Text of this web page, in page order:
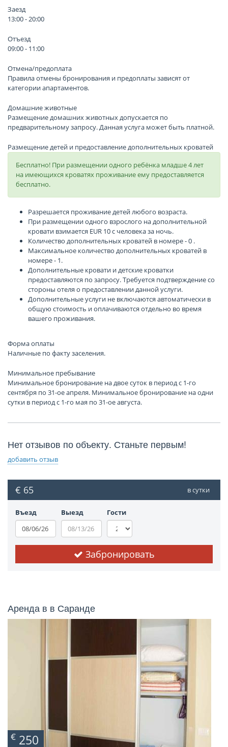
Заезд
13:00 - 20:00
Отъезд
09:00 - 11:00
Отмена/предоплата
Правила отмены бронирования и предоплаты зависят от
категории апартаментов.
Домашние животные
Размещение домашних животных допускается по
предварительному запросу. Данная услуга может быть платной.
Размещение детей и предоставление дополнительных кроватей
Бесплатно! При размещении одного ребёнка младше 4 лет
на имеющихся кроватях проживание ему предоставляется
бесплатно.
Разрешается проживание детей любого возраста.
При размещении одного взрослого на дополнительной
кровати взимается EUR 10 с человека за ночь.
Количество дополнительных кроватей в номере - 0 .
Максимальное количество дополнительных кроватей в
номере - 1.
Дополнительные кровати и детские кроватки
предоставляются по запросу. Требуется подтверждение со
стороны отеля о предоставлении данной услуги.
Дополнительные услуги не включаются автоматически в
общую стоимость и оплачиваются отдельно во время
вашего проживания.
Форма оплаты
Наличные по факту заселения.
Минимальное пребывание
Минимальное бронирование на двое суток в период с 1-го
сентября по 31-ое апреля. Минимальное бронирование на одни
сутки в период с 1-го мая по 31-ое августа.
Нет отзывов по объекту. Станьте первым!
добавить отзыв
€ 65 в сутки
Въезд Выезд Гости
Забронировать
Аренда в в Саранде
€ 250